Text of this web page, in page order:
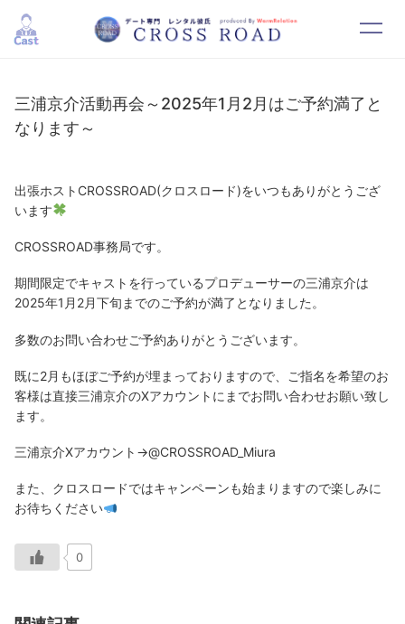
HOME
CAST
SYSTEM
三浦京介活動再会～2025年1月2月はご予約満了と
なります～
出張ホストCROSSROAD(クロスロード)をいつもありがとうござ
います
CROSSROAD事務局です。
期間限定でキャストを行っているプロデューサーの三浦京介は
2025年1月2月下旬までのご予約が満了となりました。
多数のお問い合わせご予約ありがとうございます。
既に2月もほぼご予約が埋まっておりますので、ご指名を希望のお
客様は直接三浦京介のXアカウントにまでお問い合わせお願い致し
ます。
三浦京介Xアカウント→@CROSSROAD_Miura
また、クロスロードではキャンペーンも始まりますので楽しみに
お待ちください
0